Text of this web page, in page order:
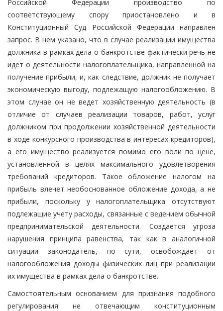
Российской Федерации производство по
соответствующему спору приостановлено и в
Конституционный Суд Российской Федерации направлен
запрос. В нем указано, что в случае реализации имущества
должника в рамках дела о банкротстве фактически речь не
идет о деятельности налогоплательщика, направленной на
получение прибыли, и, как следствие, должник не получает
экономическую выгоду, подлежащую налогообложению. В
этом случае он не ведет хозяйственную деятельность (в
отличие от случаев реализации товаров, работ, услуг
должником при продолжении хозяйственной деятельности
в ходе конкурсного производства в интересах кредиторов),
а его имущество реализуется помимо его воли по цене,
установленной в целях максимального удовлетворения
требований кредиторов. Такое обложение налогом на
прибыль влечет необоснованное обложение дохода, а не
прибыли, поскольку у налогоплательщика отсутствуют
подлежащие учету расходы, связанные с ведением обычной
предпринимательской деятельности. Создается угроза
нарушения принципа равенства, так как в аналогичной
ситуации законодатель, по сути, освобождает от
налогообложения доходы физических лиц при реализации
их имущества в рамках дела о банкротстве.
Самостоятельным основанием для признания подобного
регулирования не отвечающим конституционным